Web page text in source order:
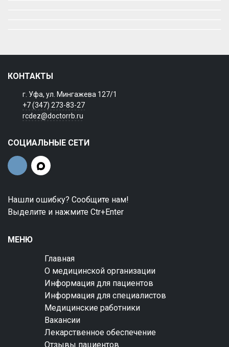
КОНТАКТЫ
г. Уфа, ул. Мингажева 127/1
+7 (347) 273-83-27
rcdez@doctorrb.ru
СОЦИАЛЬНЫЕ СЕТИ
Нашли ошибку? Сообщите нам!
Выделите и нажмите Ctr+Enter
МЕНЮ
Главная
О медицинской организации
Информация для пациентов
Информация для специалистов
Медицинские работники
Вакансии
Лекарственное обеспечение
Отзывы пациентов